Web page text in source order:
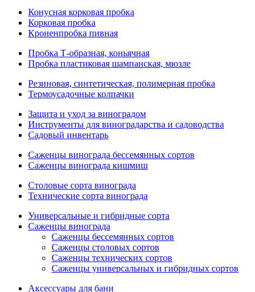
Конусная корковая пробка
Корковая пробка
Кроненпробка пивная
Пробка Т-образная, коньячная
Пробка пластиковая шампанская, мюзле
Резиновая, синтетическая, полимерная пробка
Термоусадочные колпачки
Защита и уход за виноградом
Инструменты для виноградарства и садоводства
Садовый инвентарь
Саженцы винограда бессемянных сортов
Саженцы винограда кишмиш
Столовые сорта винограда
Технические сорта винограда
Универсальные и гибридные сорта
Саженцы винограда
Саженцы бессемянных сортов
Саженцы столовых сортов
Саженцы технических сортов
Саженцы универсальных и гибридных сортов
Аксессуары для бани